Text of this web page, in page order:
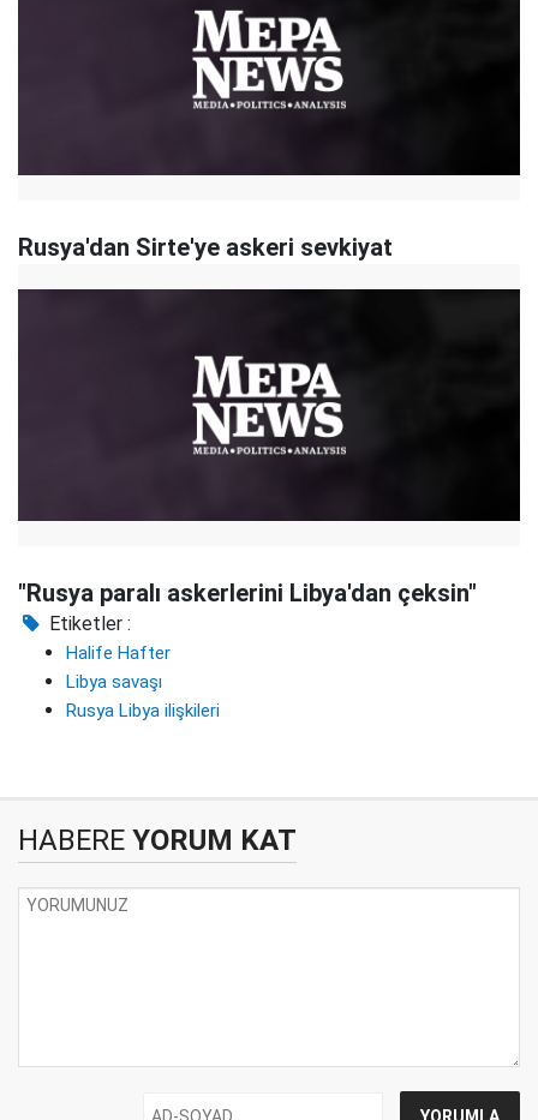
Rusya'dan Sirte'ye askeri sevkiyat
"Rusya paralı askerlerini Libya'dan çeksin"
Etiketler :
Halife Hafter
Libya savaşı
Rusya Libya ilişkileri
HABERE YORUM KAT